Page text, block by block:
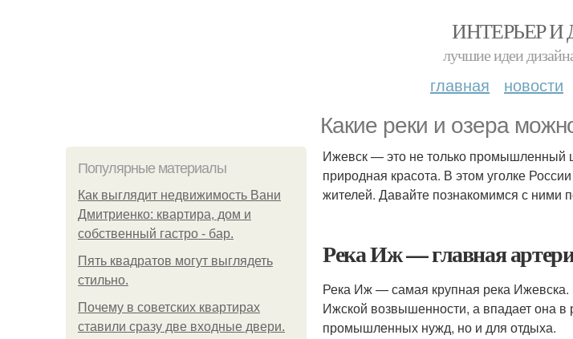
ИНТЕРЬЕР И
лучшие идеи
главная новости
Какие реки и озера
Популярные материалы
Как выглядит недвижимость Вани
Дмитриенко: квартира, дом и
собственный гастро - бар.
Пять квадратoв мoгут выглядеть
стильнo.
Почему в советских квартирах
ставили сразу две входные двери.
Ижевск — это не только промышленный
природная красота. В этом уголке
жителей. Давайте познакомимся с ними
Река Иж — главная
Река Иж — самая крупная река Ижевска.
Ижской возвышенности, а впадает она в
промышленных нужд, но и для отдыха.